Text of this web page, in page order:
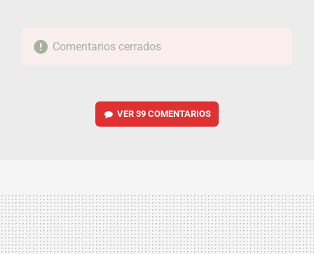
Comentarios cerrados
VER 39 COMENTARIOS